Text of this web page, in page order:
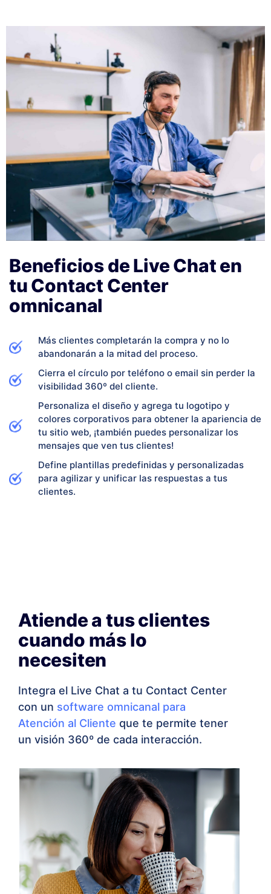
Beneficios de Live Chat en
tu Contact Center
omnicanal
Más clientes completarán la compra y no lo
abandonarán a la mitad del proceso.
Cierra el círculo por teléfono o email sin perder la
visibilidad 360º del cliente.
Personaliza el diseño y agrega tu logotipo y
colores corporativos para obtener la apariencia de
tu sitio web, ¡también puedes personalizar los
mensajes que ven tus clientes!
Define plantillas predefinidas y personalizadas
para agilizar y unificar las respuestas a tus
clientes.
Atiende a tus clientes
cuando más lo
necesiten
Integra el Live Chat a tu Contact Center
con un software omnicanal para
Atención al Cliente que te permite tener
un visión 360º de cada interacción.